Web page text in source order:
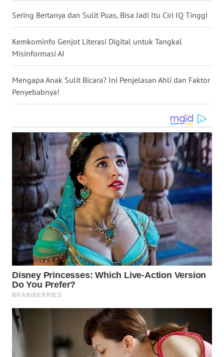
Sering Bertanya dan Sulit Puas, Bisa Jadi Itu Ciri IQ Tinggi
Kemkominfo Genjot Literasi Digital untuk Tangkal
Misinformasi AI
Mengapa Anak Sulit Bicara? Ini Penjelasan Ahli dan Faktor
Penyebabnya!
WN
WN
WN
JATIM
BALI
WN
KALBAR
WN
KALTENG
WN
KALTARA
WN
KALSEL
WN
KALTIM